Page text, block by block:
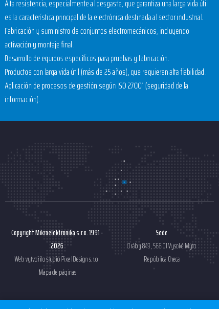
Alta resistencia, especialmente al desgaste, que garantiza una larga vida útil
es la característica principal de la electrónica destinada al sector industrial.
Fabricación y suministro de conjuntos electromecánicos, incluyendo
activación y montaje final.
Desarrollo de equipos específicos para pruebas y fabricación.
Productos con larga vida útil (más de 25 años), que requieren alta fiabilidad.
Aplicación de procesos de gestión según ISO 27001 (seguridad de la
información).
Copyright Mikroelektronika s.r.o. 1991 -
2026
Web vytvořilo studioPixel Design s.r.o.
Mapa de páginas
Sede
Dráby 849, 566 01 Vysoké Mýto
República Checa